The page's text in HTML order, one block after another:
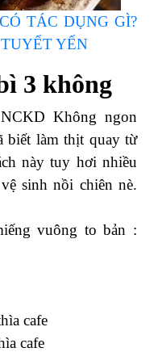
TÁC DỤNG GÌ?
YẾN
3 không
Không ngon
biết làm thịt quay từ
này tuy hơi nhiều
sinh nồi chiên nè.
vuông to bản :
cafe
cafe